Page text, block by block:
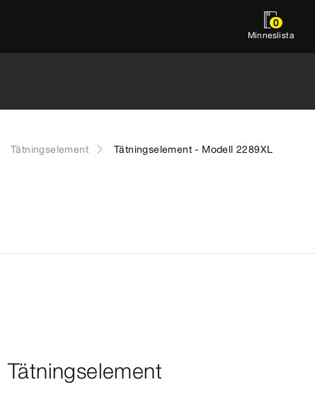
0
Minneslista
Tätningselement Tätningselement - Modell 2289XL
Tätningselement